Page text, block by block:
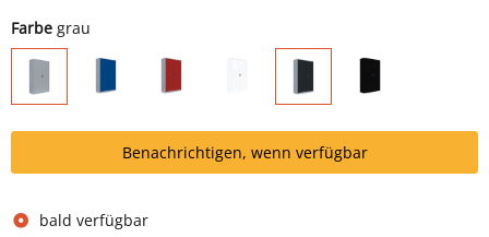
Farbe grau
Benachrichtigen, wenn verfügbar
bald verfügbar